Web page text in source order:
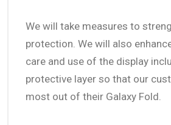
We will take measures to
protection. We will also
care and use of the display
protective layer so that our
most out of their Galaxy Fold.